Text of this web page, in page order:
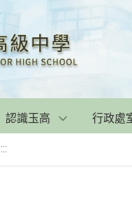
認識玉高 行政處
:::